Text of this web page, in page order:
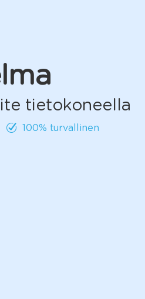
tietokoneella
100% turvallinen